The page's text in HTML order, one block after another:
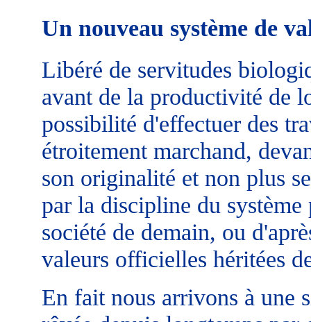
Un nouveau système de
Libéré de servitudes
avant de la productivité de
possibilité d'effectuer des
étroitement marchand,
son originalité et non plus
par la discipline du
société de demain, ou
valeurs officielles héritées
En fait nous arrivons à une